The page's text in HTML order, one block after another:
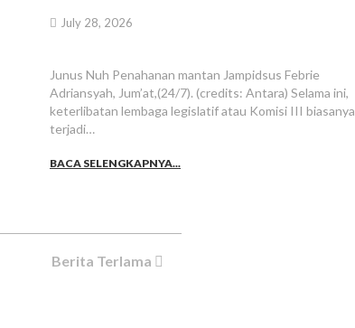
July 28, 2026
Junus Nuh Penahanan mantan Jampidsus Febrie
Adriansyah, Jum’at,(24/7). (credits: Antara) Selama ini,
keterlibatan lembaga legislatif atau Komisi III biasanya
terjadi…
BACA SELENGKAPNYA...
Berita Terlama